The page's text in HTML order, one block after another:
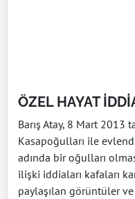
ÖZEL HAYAT
Barış Atay, 8 Mart 2013
Kasapoğulları ile
adında bir oğulları
ilişki iddiaları kafaları
paylaşılan görüntüler